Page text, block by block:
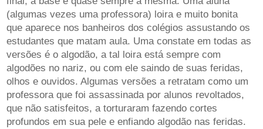
(algumas vezes uma professora) loira e muito bonita
que aparece nos banheiros dos colégios assustando os
estudantes que matam aula. Uma constate em todas as
versões é o algodão, a tal loira está sempre com
algodões no nariz, ou com ele saindo de suas feridas,
olhos e ouvidos. Algumas versões a retratam como um
professora que foi assassinada por alunos revoltados,
que não satisfeitos, a torturaram fazendo cortes
profundos em sua pele e enfiando algodão nas feridas.